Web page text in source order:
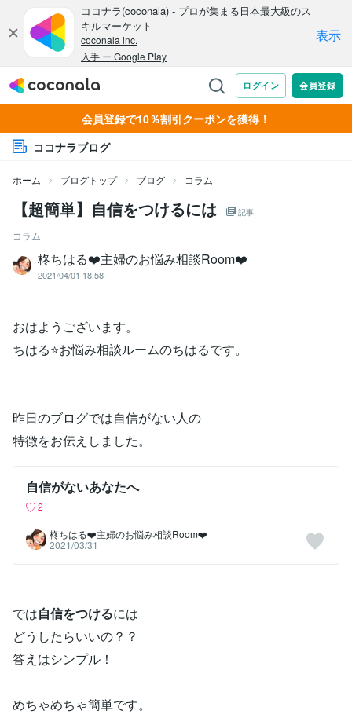
会員登録で10％割引クーポンを獲得！
ココナラブログ
ホーム ブログトップ ブログ コラム
【超簡単】自信をつけるには 記事
コラム
柊ちはる❤️主婦のお悩み相談Room❤️
2021/04/01 18:58
おはようございます。
ちはる⭐️お悩み相談ルームのちはるです。
昨日のブログでは自信がない人の
特徴をお伝えしました。
自信がないあなたへ
2
柊ちはる❤️主婦のお悩み相談Room❤️
2021/03/31
では自信をつけるには
どうしたらいいの？？
答えはシンプル！
めちゃめちゃ簡単です。